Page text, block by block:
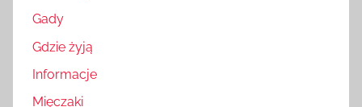
Gady
Gdzie żyją
Informacje
Mięczaki